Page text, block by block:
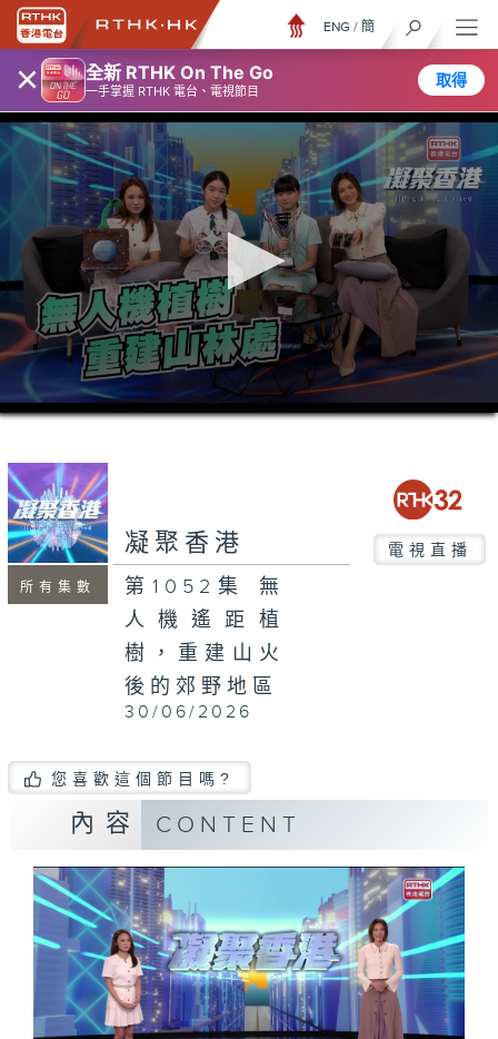
× 全新 RTHK On The Go
一手掌握 RTHK 電台、電視節目
取得
ENG / 簡
0
seconds
minutes,
7
seconds
所有集數
凝聚香港 電視直播
第1052集 無
人機遙距植
樹，重建山火
後的郊野地區
30/06/2026
您喜歡這個節目嗎?
內容 CONTENT